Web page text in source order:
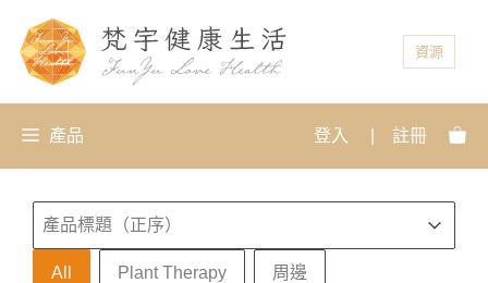
資源
產品 登入 註冊
排序
Sort content
產品標題（正序）
Sort content
產品分類
All Plant Therapy 周邊